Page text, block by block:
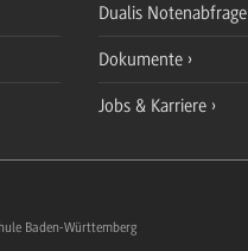
Dualis Notenabfrage
Dokumente
Jobs & Karriere
Baden-Württemberg